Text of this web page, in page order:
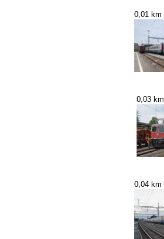
0,01 km
0,03 km
0,04 km